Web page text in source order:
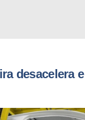
desacelera